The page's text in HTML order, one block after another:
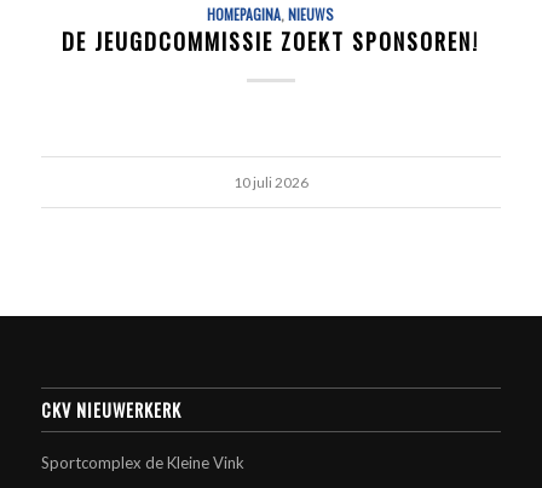
HOMEPAGINA,NIEUWS
DE JEUGDCOMMISSIE ZOEKT SPONSOREN!
10 juli 2026
CKV NIEUWERKERK
Sportcomplex de Kleine Vink